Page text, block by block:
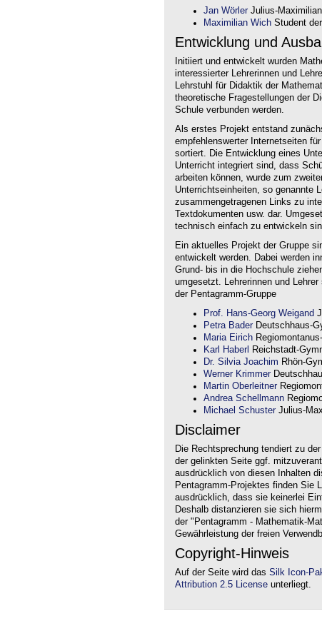
Jan Wörler Julius-
Maximilian Wich Student
Entwicklung und
Initiiert und entwickelt wurden
interessierter Lehrerinnen und
Lehrstuhl für Didaktik der
theoretische Fragestellungen der
Schule verbunden werden.
Als erstes Projekt entstand
empfehlenswerter Internetseiten
sortiert. Die Entwicklung eines
Unterricht integriert sind, dass
arbeiten können, wurde zum
Unterrichtseinheiten, so genannte
zusammengetragenen Links zu
Textdokumenten usw. dar.
technisch einfach zu entwickeln
Ein aktuelles Projekt der Gruppe
entwickelt werden. Dabei werden
Grund- bis in die Hochschule
umgesetzt. Lehrerinnen und
der Pentagramm-Gruppe
Prof. Hans-Georg Weigand
Petra Bader Deutschhaus-
Maria Eirich
Karl Haberl
Reichstadt-
Dr. Silvia Joachim Rhön-
Werner Krimmer
Martin Oberleitner
Andrea Schellmann
Michael Schuster Julius-
Disclaimer
Die Rechtsprechung tendiert zu
der gelinkten Seite ggf.
ausdrücklich von diesen Inhalten
Pentagramm-Projektes finden Sie
ausdrücklich, dass sie keinerlei
Deshalb distanzieren sie sich
der "Pentagramm - Mathematik-
Gewährleistung der freien
Copyright-Hinweis
Auf der Seite wird das Silk Icon-
Attribution 2.5 License unterliegt.